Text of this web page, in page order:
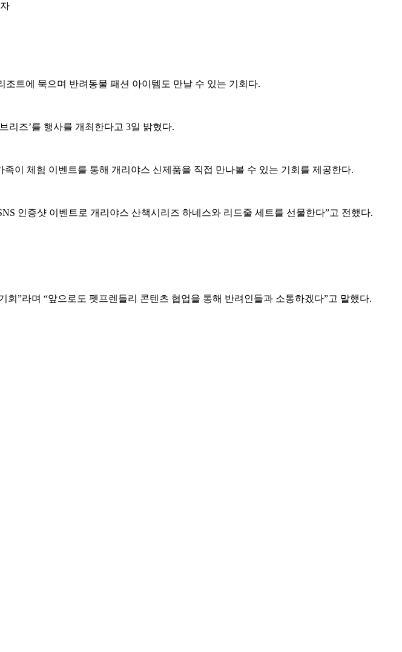
트에 묵으며 반려동물 패션 아이템도 만날 수 있는 기회다.
리즈’를 행사를 개최한다고 3일 밝혔다.
이 체험 이벤트를 통해 개리야스 신제품을 직접 만나볼 수 있는 기회를 제공한다.
인증샷 이벤트로 개리야스 산책시리즈 하네스와 리드줄 세트를 선물한다”고 전했다.
”라며 “앞으로도 펫프렌들리 콘텐츠 협업을 통해 반려인들과 소통하겠다”고 말했다.